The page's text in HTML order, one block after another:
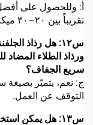
أ: وللحصول على
تقريباً بين ٢٠–٣٠ ميكرومتر.
ورذاذ الطلاء المضاد
سريع الجفاف؟
ج: نعم، يتميّز
التوقف عن العمل.
س١٣: هل يمكن